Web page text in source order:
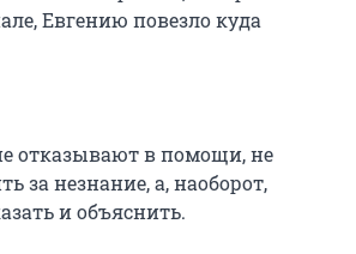
Евгению повезло куда
отказывают в помощи, не
за незнание, а, наоборот,
и объяснить.